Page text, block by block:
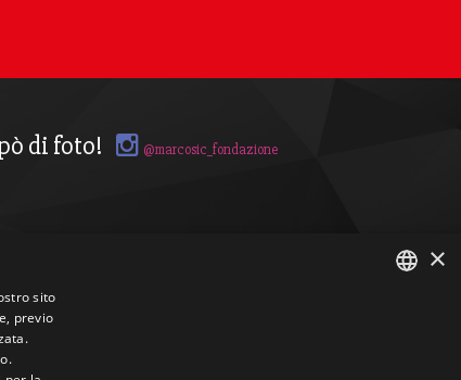
di foto! @marcosic_fondazione
×
sito
previo